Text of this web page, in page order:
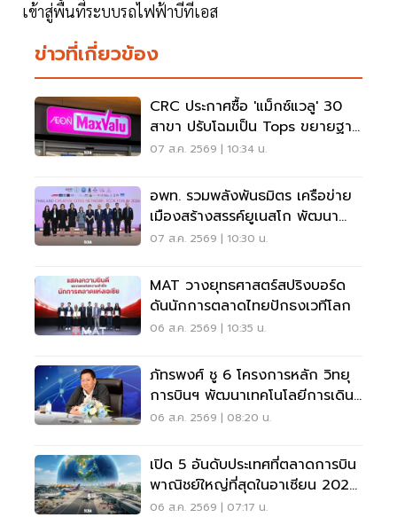
เข้าสู่พื้นที่ระบบรถไฟฟ้าบีทีเอส
ข่าวที่เกี่ยวข้อง
CRC ประกาศซื้อ 'แม็กซ์แวลู' 30
สาขา ปรับโฉมเป็น Tops ขยายฐาน
ลูกค้าเพิ่ม 9 แสนราย
07 ส.ค. 2569 | 10:34 น.
อพท. รวมพลังพันธมิตร เครือข่าย
เมืองสร้างสรรค์ยูเนสโก พัฒนา
เมืองอย่างยั่งยืน
07 ส.ค. 2569 | 10:30 น.
MAT วางยุทธศาสตร์สปริงบอร์ด
ดันนักการตลาดไทยปักธงเวทีโลก
06 ส.ค. 2569 | 10:35 น.
ภัทรพงศ์ ชู 6 โครงการหลัก วิทยุ
การบินฯ พัฒนาเทคโนโลยีการเดิน
อากาศ การบินยุคใหม่
06 ส.ค. 2569 | 08:20 น.
เปิด 5 อันดับประเทศที่ตลาดการบิน
พาณิชย์ใหญ่ที่สุดในอาเซียน 2026
เวียดนามแซงไทยแล้ว
06 ส.ค. 2569 | 07:17 น.